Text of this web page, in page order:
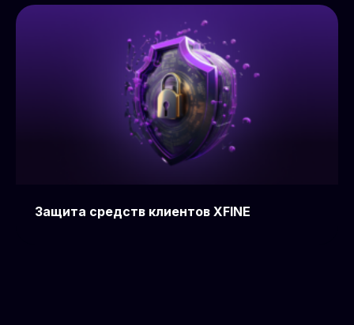
Защита средств клиентов XFINE